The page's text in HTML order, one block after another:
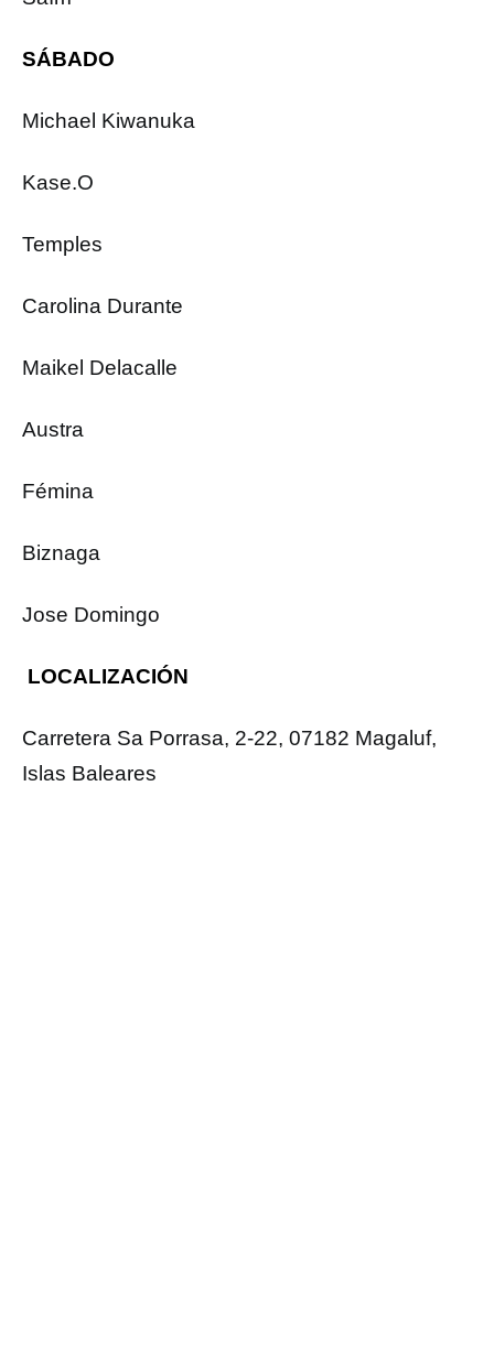
SÁBADO
Michael Kiwanuka
Kase.O
Temples
Carolina Durante
Maikel Delacalle
Austra
Fémina
Biznaga
Jose Domingo
LOCALIZACIÓN
Carretera Sa Porrasa, 2-22, 07182 Magaluf,
Islas Baleares